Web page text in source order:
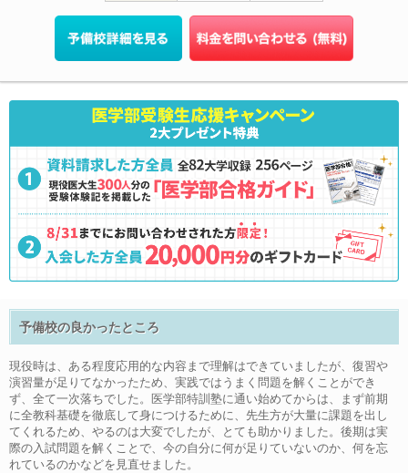
予備校の良かったところ
現役時は、ある程度応用的な内容まで理解はできていましたが、復習や
演習量が足りてなかったため、実践ではうまく問題を解くことができ
ず、全て一次落ちでした。医学部特訓塾に通い始めてからは、まず前期
に全教科基礎を徹底して身につけるために、先生方が大量に課題を出し
てくれるため、やるのは大変でしたが、とても助かりました。後期は実
際の入試問題を解くことで、今の自分に何が足りていないのか、何を忘
れているのかなどを見直せました。